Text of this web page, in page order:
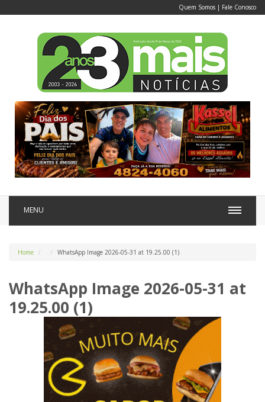
Quem Somos | Fale Conosco
MENU
Home WhatsApp Image 2026-05-31 at 19.25.00 (1)
WhatsApp Image 2026-05-31 at
19.25.00 (1)